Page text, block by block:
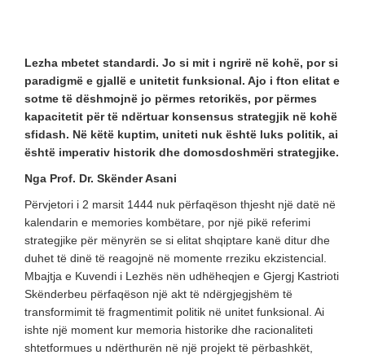
Lezha mbetet standardi. Jo si mit i ngrirë në kohë, por si
paradigmë e gjallë e unitetit funksional. Ajo i fton elitat e
sotme të dëshmojnë jo përmes retorikës, por përmes
kapacitetit për të ndërtuar konsensus strategjik në kohë
sfidash. Në këtë kuptim, uniteti nuk është luks politik, ai
është imperativ historik dhe domosdoshmëri strategjike.
Nga Prof. Dr. Skënder Asani
Përvjetori i 2 marsit 1444 nuk përfaqëson thjesht një datë në
kalendarin e memories kombëtare, por një pikë referimi
strategjike për mënyrën se si elitat shqiptare kanë ditur dhe
duhet të dinë të reagojnë në momente rreziku ekzistencial.
Mbajtja e Kuvendi i Lezhës nën udhëheqjen e Gjergj Kastrioti
Skënderbeu përfaqëson një akt të ndërgjegjshëm të
transformimit të fragmentimit politik në unitet funksional. Ai
ishte një moment kur memoria historike dhe racionaliteti
shtetformues u ndërthurën në një projekt të përbashkët,